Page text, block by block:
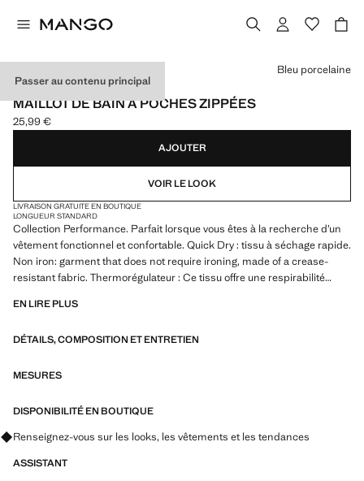
Passer au contenu principal
PERFORMANCE
MAILLOT DE BAIN À POCHES ZIPPÉES
Prix actuel [25,99 € ]
25,99 €
Choisissez une couleur
Bleu porcelaine
AJOUTER
VOIR LE LOOK
LIVRAISON GRATUITE EN BOUTIQUE
LONGUEUR STANDARD
Collection Performance. Parfait lorsque vous êtes à la recherche d’un
vêtement fonctionnel et confortable. Quick Dry : tissu à séchage rapide.
Non iron: garment that does not require ironing, made of a crease-
resistant fabric. Thermorégulateur : Ce tissu offre une respirabilité
élastique avec cordon ajustable. Deux poches zippées sur les côtés.
solde
EN LIRE PLUS
DÉTAILS, COMPOSITION ET ENTRETIEN
MESURES
DISPONIBILITÉ EN BOUTIQUE
Renseignez-vous sur les looks, les vêtements et les tendances
ASSISTANT